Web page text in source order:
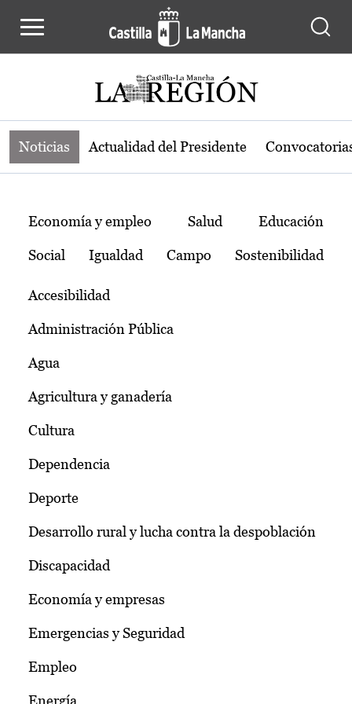
Noticias de la región de Castilla-La
Noticias Actualidad del Presidente
Temas
Economía y empleo Salud Educación
Social Igualdad Campo Sostenibilidad
Accesibilidad
Administración Pública
Agua
Agricultura y ganadería
Cultura
Dependencia
Deporte
Desarrollo rural y lucha contra la despoblación
Discapacidad
Economía y empresas
Emergencias y Seguridad
Empleo
Energía